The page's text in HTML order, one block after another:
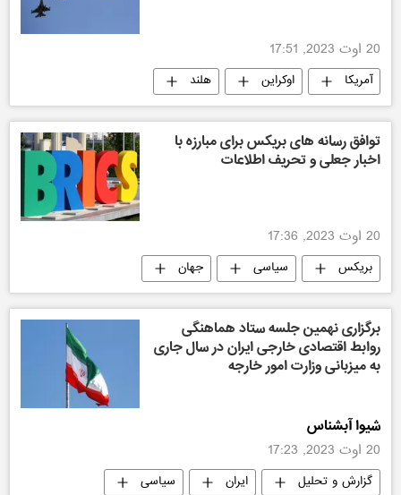
20 اوت 2023, 17:51
آمریکا اوکراین
هلند
دانمارک
روسیه
ناتو
سیاسی
توافق رسانه های بریکس برای مبارزه با
اخبار جعلی و تحریف اطلاعات
20 اوت 2023, 17:36
بریکس سیاسی
جهان
نشست بریکس
برگزاری نهمین جلسه ستاد هماهنگی
روابط اقتصادی خارجی ایران در سال جاری
به میزبانی وزارت امور خارجه
شیوا آبشناس
20 اوت 2023, 17:23
گزارش و تحلیل ایران
سیاسی